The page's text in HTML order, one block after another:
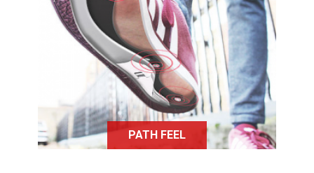
PATH FEEL
Pathfeel est une semelle connectée
conçue afin de permettre aux
personnes dont le risque de chute
est élevé de marcher sans risque.